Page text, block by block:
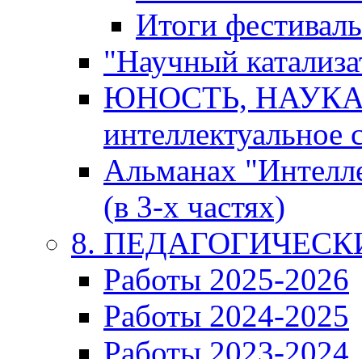
Итоги
"Научный
ЮНОСТЬ,
интеллектуальное
Альманах
(в 3-х частях)
8.
Работы 2025-2026
Работы 2024-2025